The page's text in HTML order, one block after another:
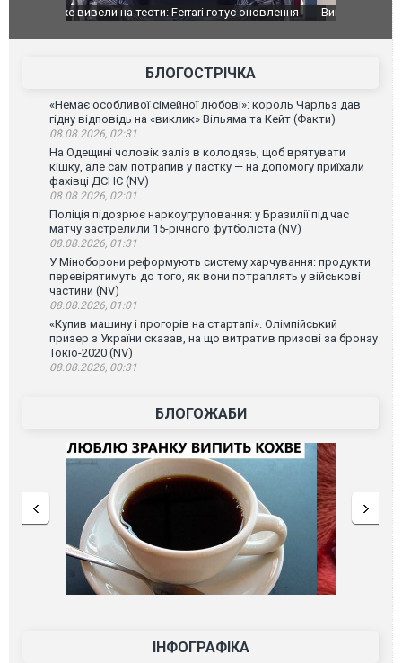
Вийшов трейлер нової екранізації легендарного
БЛОГОСТРІЧКА
«Немає особливої сімейної любові»: король Чарльз дав
гідну відповідь на «виклик» Вільяма та Кейт (Факти)
08.08.2026, 02:31
На Одещині чоловік заліз в колодязь, щоб врятувати
кішку, але сам потрапив у пастку — на допомогу приїхали
фахівці ДСНС (NV)
08.08.2026, 02:01
Поліція підозрює наркоугруповання: у Бразилії під час
матчу застрелили 15-річного футболіста (NV)
08.08.2026, 01:31
У Міноборони реформують систему харчування: продукти
перевірятимуть до того, як вони потраплять у військові
частини (NV)
08.08.2026, 01:01
«Купив машину і прогорів на стартапі». Олімпійський
призер з України сказав, на що витратив призові за бронзу
Токіо-2020 (NV)
08.08.2026, 00:31
БЛОГОЖАБИ
ІНФОГРАФІКА